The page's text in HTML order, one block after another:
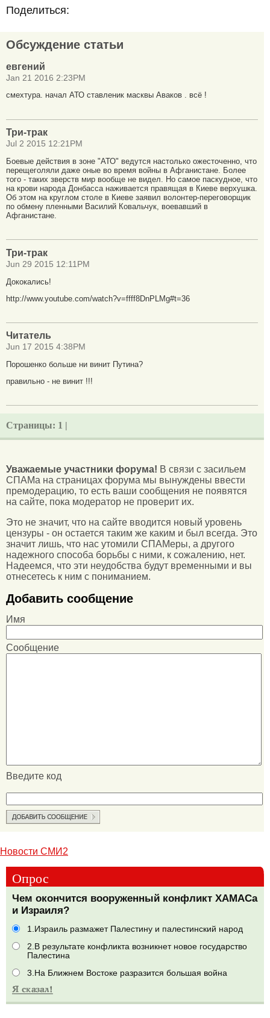
Поделиться:
Обсуждение статьи
евгений
Jan 21 2016 2:23PM
смехтура. начал АТО ставленик масквы Аваков . всё !
Три-трак
Jul 2 2015 12:21PM
Боевые действия в зоне "АТО" ведутся настолько ожесточенно, что
перещеголяли даже оные во время войны в Афганистане. Более
того - таких зверств мир вообще не видел. Но самое паскудное, что
на крови народа Донбасса наживается правящая в Киеве верхушка.
Об этом на круглом столе в Киеве заявил волонтер-переговорщик
по обмену пленными Василий Ковальчук, воевавший в
Афганистане.
Три-трак
Jun 29 2015 12:11PM
Дококались!
http://www.youtube.com/watch?v=ffff8DnPLMg#t=36
Читатель
Jun 17 2015 4:38PM
Порошенко больше ни винит Путина?
правильно - не винит !!!
Страницы: 1 |
Уважаемые участники форума! В связи с засильем
СПАМа на страницах форума мы вынуждены ввести
премодерацию, то есть ваши сообщения не появятся
на сайте, пока модератор не проверит их.
Это не значит, что на сайте вводится новый уровень
цензуры - он остается таким же каким и был всегда. Это
значит лишь, что нас утомили СПАМеры, а другого
надежного способа борьбы с ними, к сожалению, нет.
Надеемся, что эти неудобства будут временными и вы
отнесетесь к ним с пониманием.
Добавить сообщение
Имя
Сообщение
Введите код
Новости СМИ2
Опрос
Чем окончится вооруженный конфликт ХАМАСа
и Израиля?
1.Израиль размажет Палестину и палестинский народ
2.В результате конфликта возникнет новое государство
Палестина
3.На Ближнем Востоке разразится большая война